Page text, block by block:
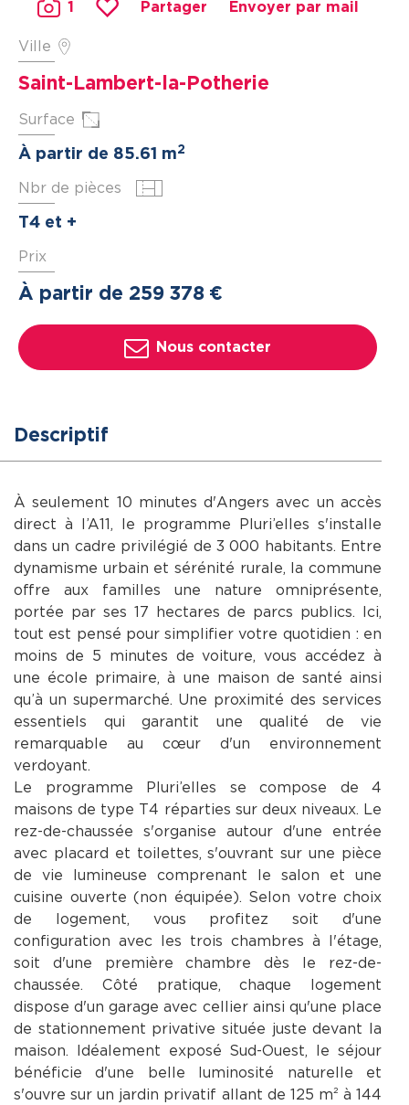
1 Partager Envoyer par mail
Ville
Saint-Lambert-la-Potherie
Surface
À partir de 85.61 m2
Nbr de pièces
T4 et +
Prix
À partir de 259 378 €
Nous contacter
Descriptif
À seulement 10 minutes d'Angers avec un accès
direct à l’A11, le programme Pluri’elles s'installe
dans un cadre privilégié de 3 000 habitants. Entre
dynamisme urbain et sérénité rurale, la commune
offre aux familles une nature omniprésente,
portée par ses 17 hectares de parcs publics. Ici,
tout est pensé pour simplifier votre quotidien : en
moins de 5 minutes de voiture, vous accédez à
une école primaire, à une maison de santé ainsi
qu’à un supermarché. Une proximité des services
essentiels qui garantit une qualité de vie
remarquable au cœur d'un environnement
verdoyant.
Le programme Pluri’elles se compose de 4
maisons de type T4 réparties sur deux niveaux. Le
rez-de-chaussée s'organise autour d'une entrée
avec placard et toilettes, s'ouvrant sur une pièce
de vie lumineuse comprenant le salon et une
cuisine ouverte (non équipée). Selon votre choix
de logement, vous profitez soit d'une
configuration avec les trois chambres à l'étage,
soit d'une première chambre dès le rez-de-
chaussée. Côté pratique, chaque logement
dispose d'un garage avec cellier ainsi qu'une place
de stationnement privative située juste devant la
maison. Idéalement exposé Sud-Ouest, le séjour
bénéficie d'une belle luminosité naturelle et
s'ouvre sur un jardin privatif allant de 125 m² à 144